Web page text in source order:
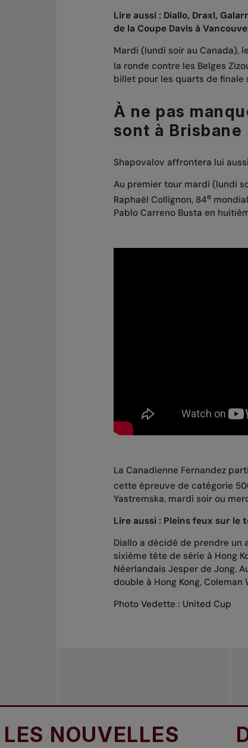
Lire aussi : Diallo, Draxl,
de la Coupe Davis à
Mardi (lundi soir au Canada),
la ronde contre les Belges
billet pour les quarts de finale
À ne pas
sont à Brisbane
Shapovalov affrontera lui
Au premier tour mardi (lundi
Raphaël Collignon, 84e
Pablo Carreno Busta en
La Canadienne Fernandez
cette épreuve de catégorie
Yastremska, mardi soir ou
Lire aussi : Pleins feux sur le
Diallo a décidé de prendre un
sixième tête de série à Hong
Néerlandais Jesper de Jong.
double à Hong Kong,
Photo Vedette : United Cup